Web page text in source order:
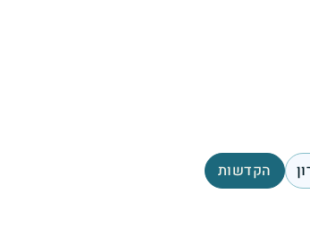
הקדשות